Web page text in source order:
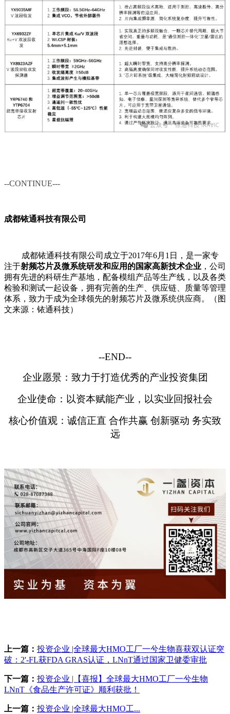
--CONTINUE---
成都铱通科技有限公司
成都铱通科技有限公司成立于2017年6月1日，是一家专
注于射频芯片及微系统研发和应用的国家高新技术企业 ，公司
拥有先进的科研生产基地，配备模组产品等生产线，以及各类
检验和测试一起设备，拥有完善的生产、供应链、质量等管理
体系，致力于成为全球领先的射频芯片及微系统供应商。
（图
文来源：铱通科技）
--END--
企业愿景：致力于打造优秀的产业投资集团
企业使命：以资本赋能产业，以实业回报社会
核心价值观：诚信正直 合作共赢 创新驱动 务实致
远
上一篇： 投资企业 |全球最大HMO工厂一兮生物喜获双认证突
破：2'-FL获FDA GRAS认证，LNnT通过国家卫健委审批
下一篇： 投资企业 |【喜报】全球最大HMO工厂一兮生物
LNnT《食品生产许可证》顺利获批！
上一篇： 投资企业 |全球最大HMO工...